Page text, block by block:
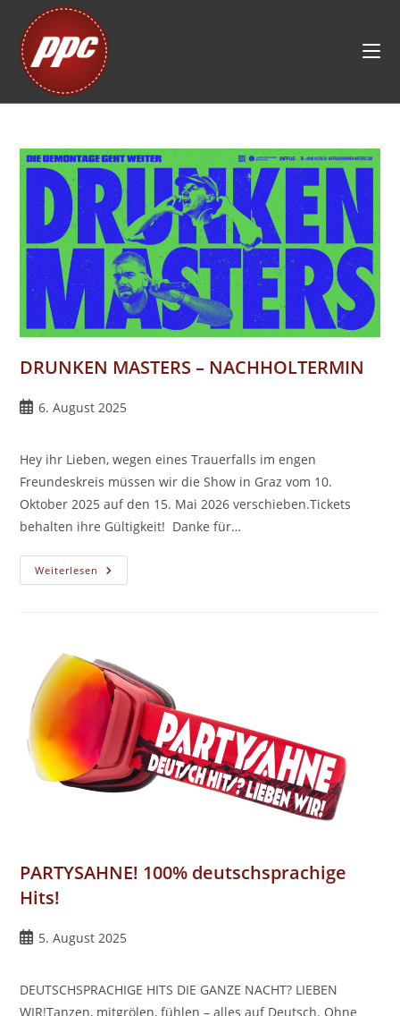
Inhalt
springen
DRUNKEN MASTERS – NACHHOLTERMIN
Beitrag
6. August 2025
Hey ihr Lieben, wegen eines Trauerfalls im engen
Freundeskreis müssen wir die Show in Graz vom 10.
Oktober 2025 auf den 15. Mai 2026 verschieben.Tickets
behalten ihre Gültigkeit! Danke für…
Weiterlesen DRUNKEN
MASTERS
PARTYSAHNE! 100% deutschsprachige
Hits!
Beitrag5. August 2025
DEUTSCHSPRACHIGE HITS DIE GANZE NACHT? LIEBEN
WIR!Tanzen, mitgrölen, fühlen – alles auf Deutsch. Ohne